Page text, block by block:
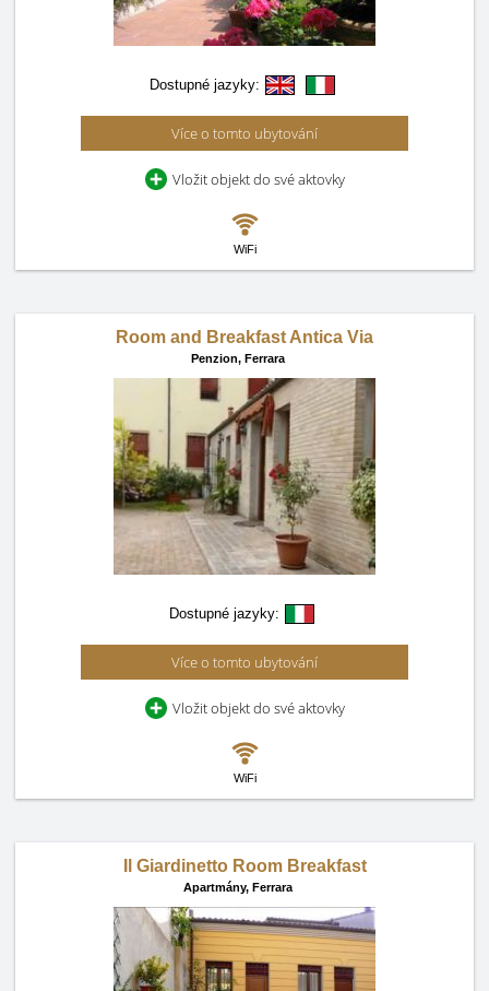
Dostupné jazyky:
Více o tomto ubytování
Vložit objekt do své aktovky
WiFi
Room and Breakfast Antica Via
Penzion, Ferrara
Dostupné jazyky:
Více o tomto ubytování
Vložit objekt do své aktovky
WiFi
Il Giardinetto Room Breakfast
Apartmány, Ferrara